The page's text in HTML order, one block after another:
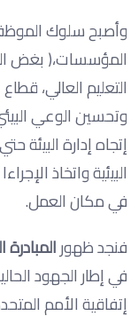
وأصبح سلوك
المؤسسات،( بغض
التعليم العالي،
وتحسين الوعي
إتجاه إدارة البيئة
البيئية واتخاذ
في مكان العمل.
فنجد ظهور
في إطار الجهود